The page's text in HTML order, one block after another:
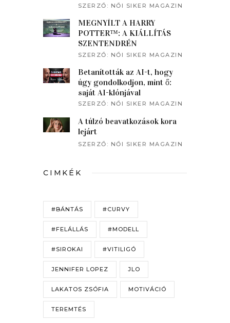
SZERZŐ: NŐI SIKER MAGAZIN
MEGNYÍLT A HARRY
POTTER™: A KIÁLLÍTÁS
SZENTENDRÉN
SZERZŐ: NŐI SIKER MAGAZIN
Betanították az AI-t, hogy
úgy gondolkodjon, mint ő:
saját AI-klónjával
beszélgetett a műsorvezető
SZERZŐ: NŐI SIKER MAGAZIN
A túlzó beavatkozások kora
lejárt
SZERZŐ: NŐI SIKER MAGAZIN
CIMKÉK
#BÁNTÁS #CURVY
#FELÁLLÁS #MODELL
#SIROKAI #VITILIGÓ
JENNIFER LOPEZ JLO
LAKATOS ZSÓFIA MOTIVÁCIÓ
TEREMTÉS